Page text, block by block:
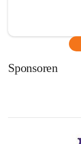
Sponsoren